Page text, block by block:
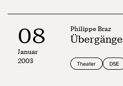
08
Januar
2003
Philippe Braz
Übergänge
Theater DSE